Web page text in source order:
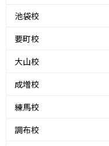
池袋校
要町校
大山校
成増校
練馬校
調布校